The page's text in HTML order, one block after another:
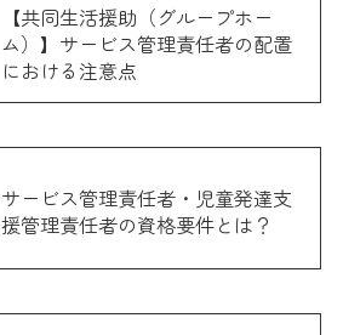
【共同生活援助（グループホー
ム）】サービス管理責任者の配置
における注意点
サービス管理責任者・児童発達支
援管理責任者の資格要件とは？